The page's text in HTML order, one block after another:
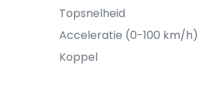
Topsnelheid
Acceleratie (0-100 km/h)
Koppel